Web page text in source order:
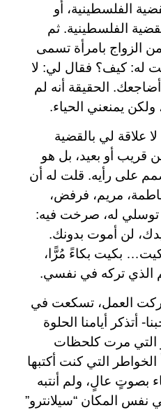
الفلسطينية، أو
الفلسطينية. ثم
الزواج بامرأة تسمى
له: كيف؟ فقال لي: لا
الحقيقة أنه لم
يمنعني الحياء.
علاقة لي بالقضية
قريب أو بعيد، بل هو
على رأيه. قلت له أن
فاطمة، مريم، فرفض،
توسلي له، صرخت فيه:
لن أموت بدونك.
بكيت بكاءً مُرًّا،
الذي تركه في نفسي.
العمل، تسكعت في
أتذكر أيامنا الحلوة
التي مرت كلحظات
التي كنت أكتبها
بصوتٍ عالٍ، ولم أنتبه
نفس المكان “سيلانترو”